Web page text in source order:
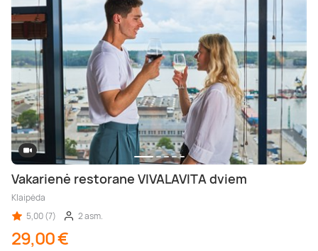
Vakarienė restorane VIVALAVITA dviem
Klaipėda
5,00 (7)
2 asm.
29,00 €